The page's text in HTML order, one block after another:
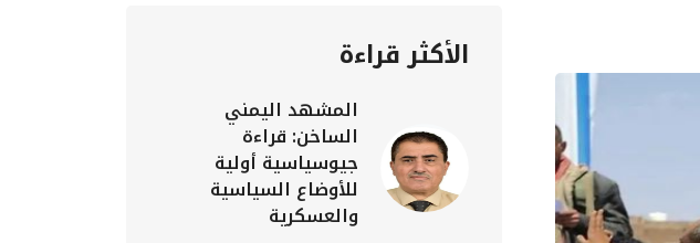
الأكثر قراءة
المشهد اليمني
الساخن: قراءة
جيوسياسية أولية
للأوضاع السياسية
والعسكرية